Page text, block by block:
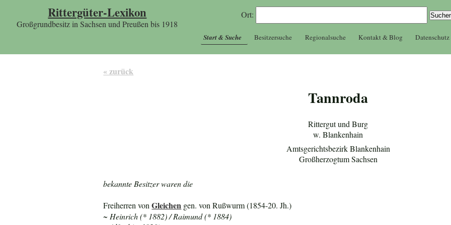
Rittergüter-Lexikon
Großgrundbesitz in Sachsen und Preußen bis 1918
Ort:
Start & Suche Besitzersuche Regionalsuche Kontakt & Blog Datenschutz
« zurück
Tannroda
Rittergut und Burg
w. Blankenhain
Amtsgerichtsbezirk Blankenhain
Großherzogtum Sachsen
bekannte Besitzer waren die
Freiherren vonGleichen gen. von Rußwurm (1854-20. Jh.)
~ Heinrich (* 1882) / Raimund (* 1884)